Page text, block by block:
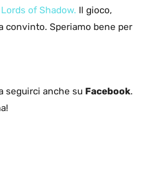
of Shadow. Il gioco,
convinto. Speriamo bene per
seguirci anche su Facebook.